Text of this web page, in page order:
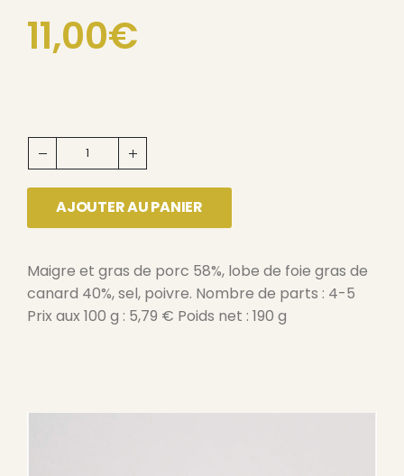
11,00€
AJOUTER AU PANIER
Maigre et gras de porc 58%, lobe de foie gras de
canard 40%, sel, poivre. Nombre de parts : 4-5
Prix aux 100 g : 5,79 € Poids net : 190 g